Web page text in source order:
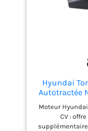
Hyundai
Autotractée
5,5 CV,
Garantie
Moteur
CV :
supplémentaire